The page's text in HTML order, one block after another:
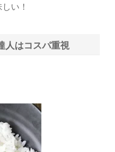
い！
人はコスパ重視